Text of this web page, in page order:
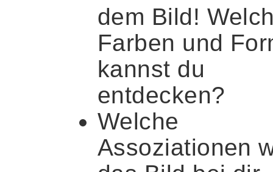
dem Bild!
Farben und
kannst du
entdecken?
Welche
Assoziationen